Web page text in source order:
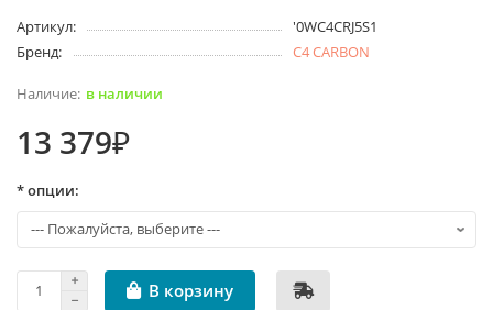
Артикул:
'0WC4CRJ5S1
Бренд:
C4 CARBON
в наличии
13 379₽
* опции:
В корзину